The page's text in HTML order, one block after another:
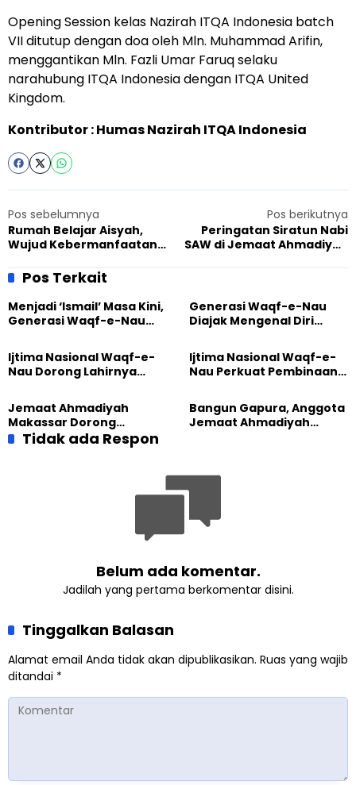
Opening Session kelas Nazirah ITQA Indonesia batch
VII ditutup dengan doa oleh Mln. Muhammad Arifin,
menggantikan Mln. Fazli Umar Faruq selaku
narahubung ITQA Indonesia dengan ITQA United
Kingdom.
Kontributor : Humas Nazirah ITQA Indonesia
Pos sebelumnya
Rumah Belajar Aisyah,
Wujud Kebermanfaatan
Karawang bagi Pendidikan
Anak
Pos berikutnya
Peringatan Siratun Nabi
SAW di Jemaat Ahmadiyah
Warga Jaga Persatuan
Pos Terkait
Menjadi ‘Ismail’ Masa Kini,
Generasi Waqf-e-Nau
Pengabdian
Generasi Waqf-e-Nau
Diajak Mengenal Diri
Dunia
Ijtima Nasional Waqf-e-
Nau Dorong Lahirnya
Ijtima Nasional Waqf-e-
Nau Perkuat Pembinaan
Jemaat Ahmadiyah
Makassar Dorong
Kesadaran Lingkungan
Lewat Edukasi Ekoteologi
Bangun Gapura, Anggota
Jemaat Ahmadiyah
Tidak ada Respon
Belum ada komentar.
Jadilah yang pertama berkomentar disini.
Tinggalkan Balasan
Alamat email Anda tidak akan dipublikasikan. Ruas yang wajib
ditandai *